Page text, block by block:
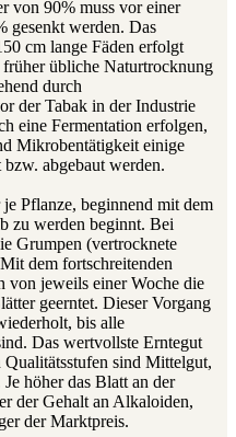
von 90% muss vor einer
gesenkt werden. Das
cm lange Fäden erfolgt
übliche Naturtrocknung
durch
der Tabak in der Industrie
eine Fermentation erfolgen,
Mikrobentätigkeit einige
abgebaut werden.
Pflanze, beginnend mit dem
zu werden beginnt. Bei
Grumpen (vertrocknete
dem fortschreitenden
von jeweils einer Woche die
geerntet. Dieser Vorgang
bis alle
Das wertvollste Erntegut
Qualitätsstufen sind Mittelgut,
höher das Blatt an der
der Gehalt an Alkaloiden,
der Marktpreis.